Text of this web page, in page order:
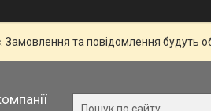
Замовлення та повідомлення будуть